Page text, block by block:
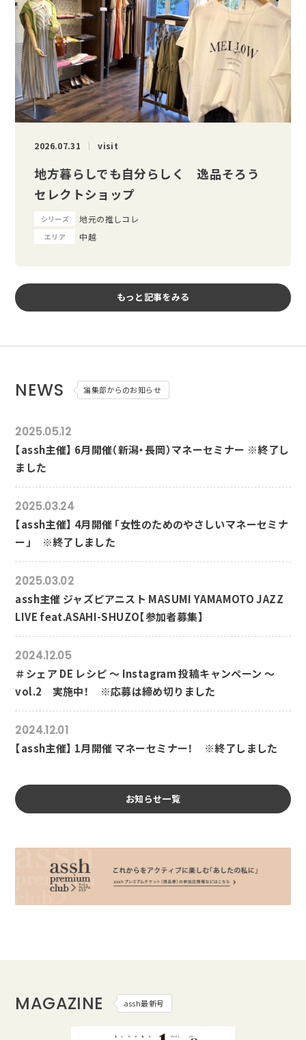
2026.07.31 visit
地方暮らしでも自分らしく 逸品そろう
セレクトショップ
シリーズ 地元の推しコレ
エリア 中越
もっと記事をみる
NEWS 編集部からのお知らせ
2025.05.12
【assh主催】 6月開催（新潟・長岡）マネーセミナー ※終了し
ました
2025.03.24
【assh主催】 4月開催 「女性のためのやさしいマネーセミナ
ー」 ※終了しました
2025.03.02
assh主催 ジャズピアニスト MASUMI YAMAMOTO JAZZ
LIVE feat.ASAHI-SHUZO【参加者募集】
2024.12.05
＃シェア DE レシピ ～ Instagram 投稿キャンペーン ～
vol.2 実施中！ ※応募は締め切りました
2024.12.01
【assh主催】 1月開催 マネーセミナー！ ※終了しました
お知らせ一覧
MAGAZINE assh最新号